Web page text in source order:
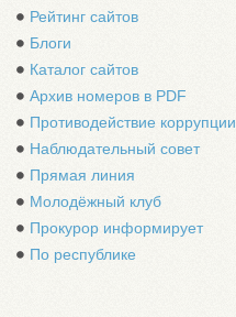
Рейтинг сайтов
Блоги
Каталог сайтов
Архив номеров в PDF
Противодействие коррупции
Наблюдательный совет
Прямая линия
Молодёжный клуб
Прокурор информирует
По республике